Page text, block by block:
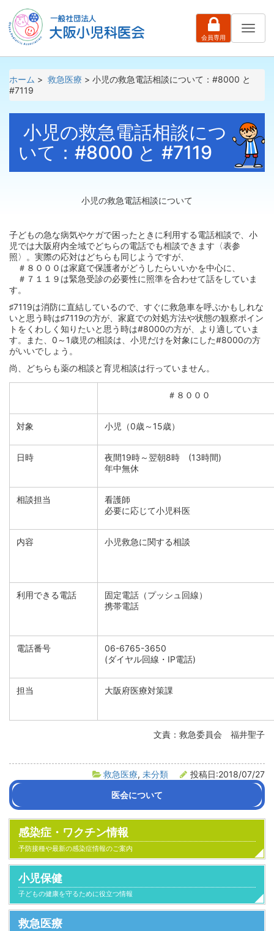
ナ
シ
ョ
会員専用
ホーム > 救急医療 > 小児の救急電話相談について：#8000 と
#7119
小児の救急電話相談につ
いて：#8000 と #7119
小児の救急電話相談について
子どもの急な病気やケガで困ったときに利用する電話相談で、小
児では大阪府内全域でどちらの電話でも相談できます〈表参
照〉。実際の応対はどちらも同じようですが、
＃８０００は家庭で保護者がどうしたらいいかを中心に、
＃７１１９は緊急受診の必要性に照準を合わせて話をしていま
す。
♯7119は消防に直結しているので、すぐに救急車を呼ぶかもしれな
いと思う時は♯7119の方が、家庭での対処方法や状態の観察ポイン
トをくわしく知りたいと思う時は#8000の方が、より適していま
す。また、0～1歳児の相談は、小児だけを対象にした#8000の方
がいいでしょう。
尚、どちらも薬の相談と育児相談は行っていません。
＃８０００
対象 小児（0歳～15歳）
日時
夜間19時～翌朝8時 (13時間)
年中無休
相談担当
看護師
必要に応じて小児科医
内容 小児救急に関する相談
利用できる電話
固定電話（プッシュ回線）
携帯電話
電話番号
06-6765-3650
(ダイヤル回線・IP電話)
担当 大阪府医療対策課
文責：救急委員会 福井聖子
救急医療, 未分類
投稿日:2018/07/27
医会について
会長挨拶
沿革
医会活動の紹介
組織・役員名簿
定款
感染症・ワクチン情報
予防接種や最新の感染症情報のご案内
小児保健
子どもの健康を守るために役立つ情報
救急医療